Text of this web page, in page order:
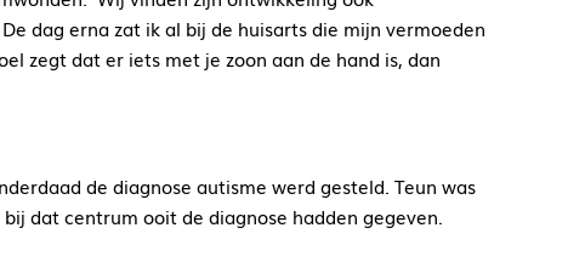
dag erna zat ik al bij de huisarts die mijn vermoeden
zegt dat er iets met je zoon aan de hand is, dan
de diagnose autisme werd gesteld. Teun was
dat centrum ooit de diagnose hadden gegeven.